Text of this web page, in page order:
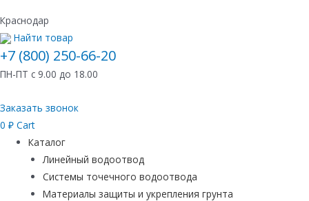
Краснодар
Найти товар
+7 (800) 250-66-20
ПН-ПТ с 9.00 до 18.00
Заказать звонок
0 ₽ Cart
Каталог
Линейный водоотвод
Системы точечного водоотвода
Материалы защиты и укрепления грунта